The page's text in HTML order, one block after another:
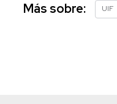
Más sobre: UIF